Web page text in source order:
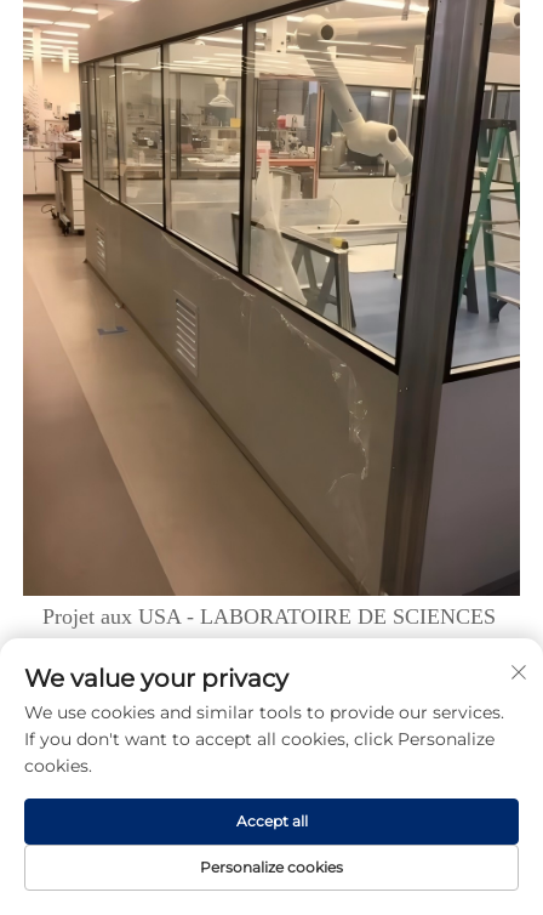
Projet aux USA - LABORATOIRE DE SCIENCES
Avis des clients
We value your privacy
We use cookies and similar tools to provide our services.
If you don't want to accept all cookies, click Personalize
cookies.
Personalize cookies
Accept all